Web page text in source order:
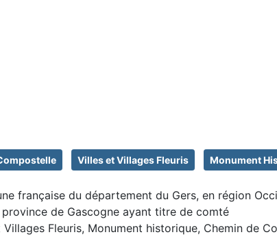
Villes et Villages Fleuris Monument
française du département du Gers, en région
de Gascogne ayant titre de comté
Fleuris, Monument historique, Chemin de